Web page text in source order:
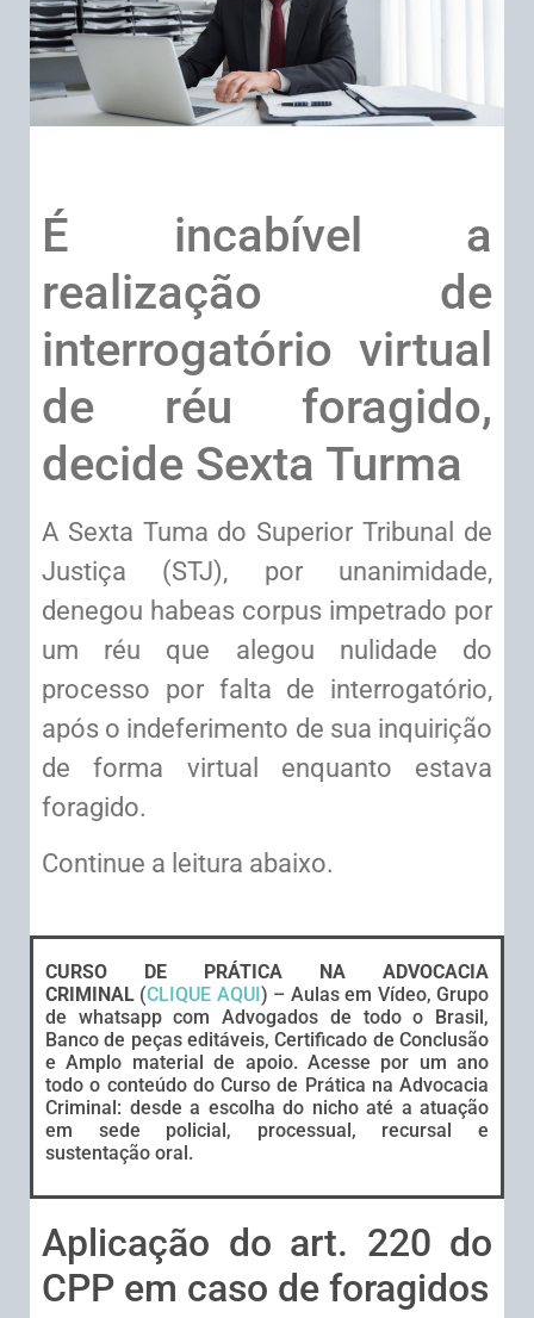
É incabível a
realização de
interrogatório virtual
de réu foragido,
decide Sexta Turma
A Sexta Tuma do Superior Tribunal de
Justiça (STJ), por unanimidade,
denegou habeas corpus impetrado por
um réu que alegou nulidade do
processo por falta de interrogatório,
após o indeferimento de sua inquirição
de forma virtual enquanto estava
foragido.
Continue a leitura abaixo.
CURSO DE PRÁTICA NA ADVOCACIA
CRIMINAL (CLIQUE AQUI ) – Aulas em Vídeo, Grupo
de whatsapp com Advogados de todo o Brasil,
Banco de peças editáveis, Certificado de Conclusão
e Amplo material de apoio. Acesse por um ano
todo o conteúdo do Curso de Prática na Advocacia
Criminal: desde a escolha do nicho até a atuação
em sede policial, processual, recursal e
sustentação oral.
Aplicação do art. 220 do
CPP em caso de foragidos